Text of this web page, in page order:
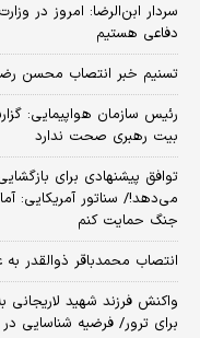
سردار ابن‌الرضا: امروز در
دفاعی هستیم
تسنیم خبر انتصاب محسن
بیت رهبری صحت ندارد
می‌دهد!/ سناتور آمریکایی:
جنگ حمایت کنم
انتصاب محمدباقر ذوالقدر
واکنش فرزند شهید
برای ترور/ فرضیه